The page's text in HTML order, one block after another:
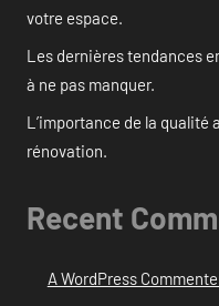
votre espace.
Les dernières tendances
à ne pas manquer.
L’importance de la qualité
rénovation.
Recent
A WordPress